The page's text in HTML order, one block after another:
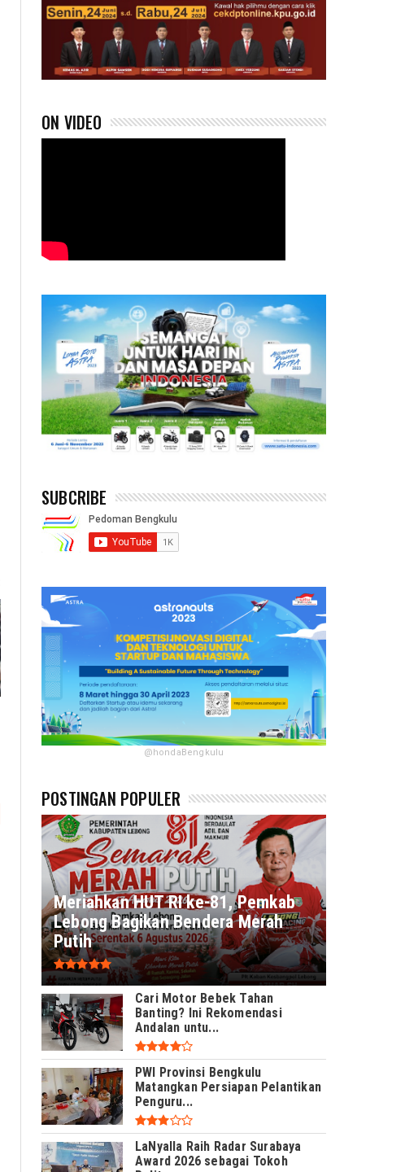
ON VIDEO
SUBCRIBE
@hondaBengkulu
POSTINGAN POPULER
Meriahkan HUT RI ke-81, Pemkab
Lebong Bagikan Bendera Merah
Putih
Cari Motor Bebek Tahan
Banting? Ini Rekomendasi
Andalan untu...
PWI Provinsi Bengkulu
Matangkan Persiapan Pelantikan
Penguru...
LaNyalla Raih Radar Surabaya
Award 2026 sebagai Tokoh